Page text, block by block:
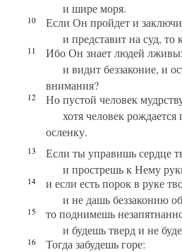
и шире моря.
10
Если Он пройдет и
и представит на суд, то
11
Ибо Он знает людей
и видит беззаконие, и
внимания?
12
Но пустой человек
хотя человек
осленку.
13
Если ты управишь сердце
и прострешь к Нему
14
и если есть порок в руке
и не дашь беззаконию
15
то поднимешь
и будешь тверд и не
16
Тогда забудешь горе: